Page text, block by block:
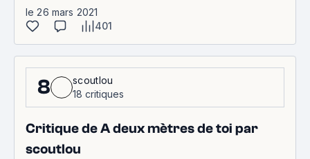
le 26 mars 2021
401
8
scoutlou
18 critiques
Critique de A deux mètres de toi par
scoutlou